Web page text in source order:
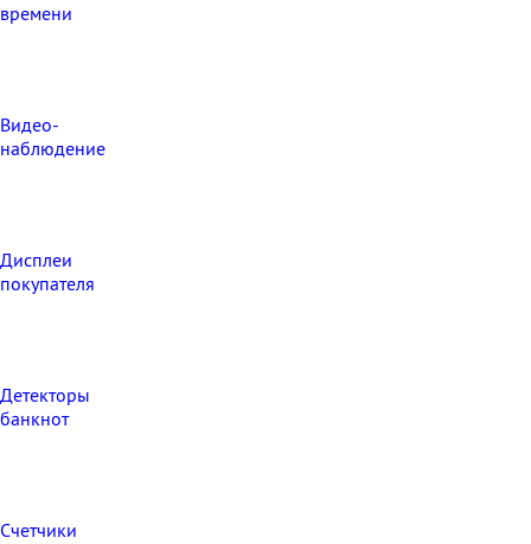
времени
Видео‑
наблюдение
Дисплеи
покупателя
Детекторы
банкнот
Счетчики